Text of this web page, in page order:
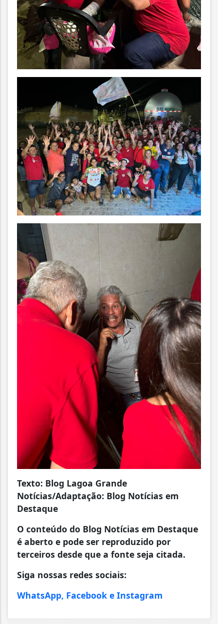
Texto: Blog Lagoa Grande
Notícias/Adaptação: Blog Notícias em
Destaque
O conteúdo do Blog Notícias em Destaque
é aberto e pode ser reproduzido por
terceiros desde que a fonte seja citada.
Siga nossas redes sociais:
WhatsApp, Facebook e Instagram